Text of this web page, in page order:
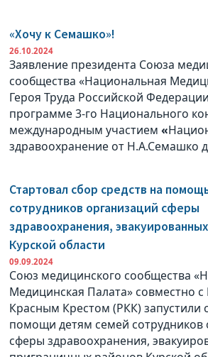
«Хочу к Семашко»!
26.10.2024
Заявление президента Союза
сообщества «Национальная
Героя Труда Российской
программе 3-го Национального
международным участием«
здравоохранение от Н.А.Семашко
Стартовал сбор средств на
сотрудников организаций сферы
здравоохранения,
Курской области
09.09.2024
Союз медицинского сообщества
Медицинская Палата» совместно с
Красным Крестом (РКК) запустили
помощи детям семей сотрудников
сферы здравоохранения,